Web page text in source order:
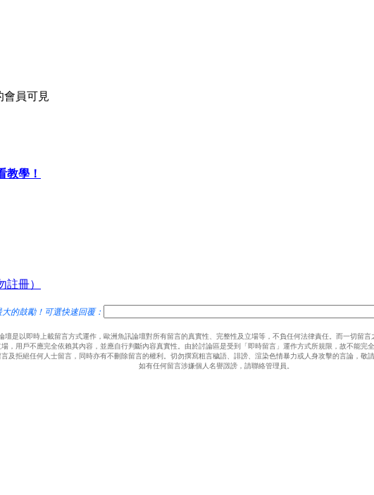
會員可見
教學！
註冊）
的鼓勵！可選快速回覆：
壇是以即時上載留言方式運作，歐洲魚訊論壇對所有留言的真實性、完整性及立場等，不負任何法律責任。而一切留
，用戶不應完全依賴其內容，並應自行判斷內容真實性。由於討論區是受到「即時留言」運作方式所規限，故不能完
及拒絕任何人士留言，同時亦有不刪除留言的權利。切勿撰寫粗言穢語、誹謗、渲染色情暴力或人身攻擊的言論，敬
如有任何留言涉嫌個人名譽譭謗，請聯絡管理員。